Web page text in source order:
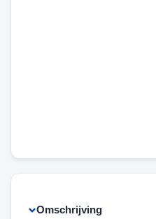
Omschrijving